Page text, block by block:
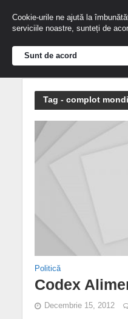
Tag - complot
Politică
Codex
Decembrie 15, 2012
Cookie-urile ne ajută la
serviciile noastre, sunteți de
Sunt de acord